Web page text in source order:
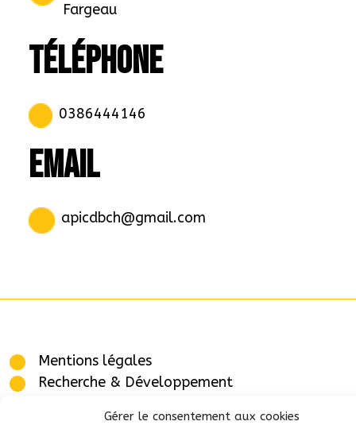
Gérer le consentement aux cookies
Fargeau
TÉLÉPHONE
0386444146
EMAIL
apicdbch@gmail.com
Mentions légales
Recherche & Développement